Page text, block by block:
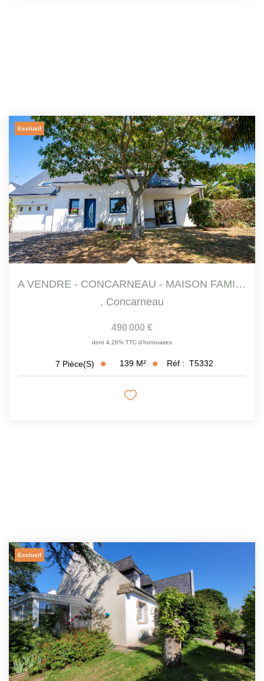
Exclusif
A VENDRE - CONCARNEAU - MAISON FAMILIALE DE 140 M² ENV DANS...
, Concarneau
490 000 €
dont 4,26% TTC d'honoraires
7 Pièce(s) 139 M² Réf : T5332
Exclusif